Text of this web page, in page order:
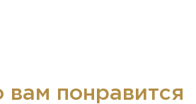
вам понравится